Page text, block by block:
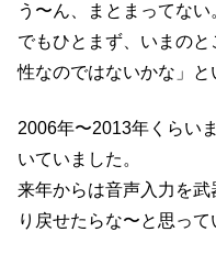
う〜ん、まとまってない
でもひとまず、いまの
性なのではないかな」と
2006年〜2013年くらい
いていました。
来年からは音声入力を
り戻せたらな〜と思って